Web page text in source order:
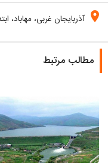
location_on آذربایجان غربی، مهاباد،
مطالب مرتبط